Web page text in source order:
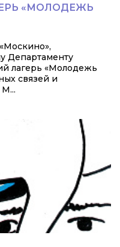
«МОЛОДЕЖЬ
Департаменту
лагерь «Молодежь
связей и